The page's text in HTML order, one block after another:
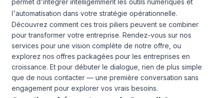
permet d'intégrer intelligemment les outils numériques et
l'automatisation dans votre stratégie opérationnelle.
Découvrez comment ces trois piliers peuvent se combiner
pour transformer votre entreprise. Rendez-vous sur nos
services pour une vision complète de notre offre, ou
explorez nos offres packagées pour les entreprises en
croissance. Et pour débuter le dialogue, rien de plus simple
que de nous contacter — une première conversation sans
engagement pour explorer vos vrais besoins.